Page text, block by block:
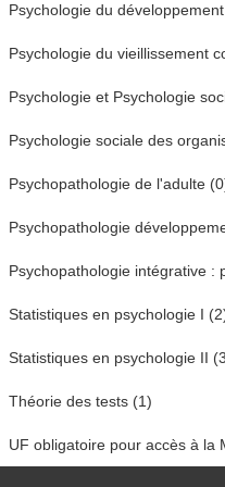
Psychologie du
Psychologie du vieillissement
Psychologie et Psychologie
Psychologie sociale des
Psychopathologie de l'adulte
Psychopathologie
Psychopathologie intégrative :
Statistiques en psychologie I
Statistiques en psychologie II
Théorie des tests (1)
UF obligatoire pour accès à la